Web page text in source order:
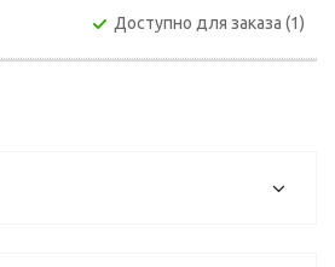
Доступно для заказа (1)